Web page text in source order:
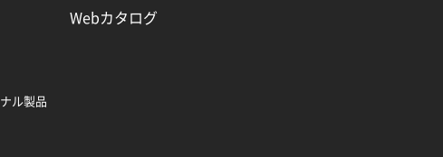
ル製品
Webカタログ